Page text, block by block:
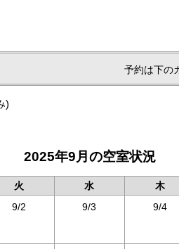
予約は下の
)
2025年9月の空室状況
火 水 木
9/2 9/3 9/4